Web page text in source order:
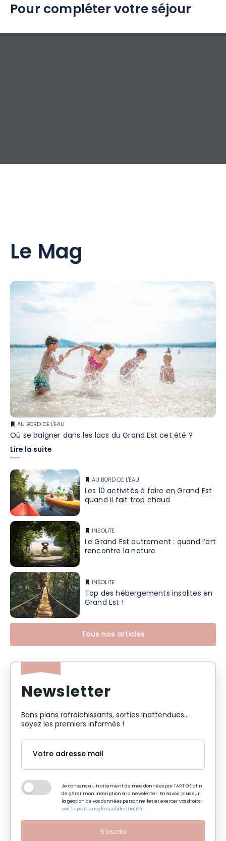
Pour compléter votre séjour
Le Mag
AU BORD DE L'EAU
Où se baigner dans les lacs du Grand Est cet été ?
Lire la suite
AU BORD DE L'EAU
Les 10 activités à faire en Grand Est
quand il fait trop chaud
INSOLITE
Le Grand Est autrement : quand l’art
rencontre la nature
INSOLITE
Top des hébergements insolites en
Grand Est !
Tous nos articles
Newsletter
Bons plans rafraichissants, sorties inattendues…
soyez les premiers informés !
Je consens au traitement de mes données par l'ART GE afin
de gérer mon inscription à la newsletter. En savoir plus sur
la gestion de vos données personnelles et exercer vos droits :
voir la politique de confidentialité
S'inscrire